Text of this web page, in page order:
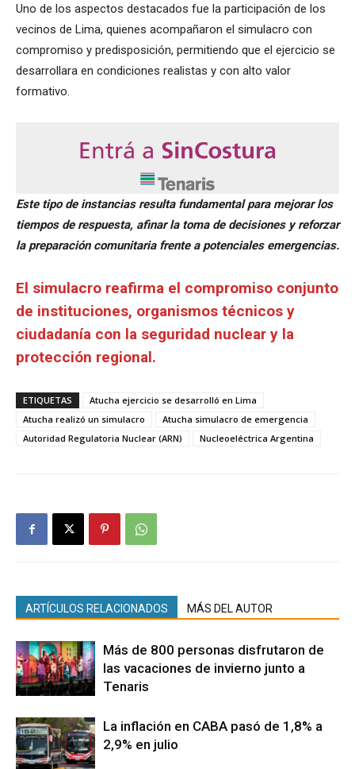
Uno de los aspectos destacados fue la participación de los
vecinos de Lima, quienes acompañaron el simulacro con
compromiso y predisposición, permitiendo que el ejercicio se
desarrollara en condiciones realistas y con alto valor
formativo.
Este tipo de instancias resulta fundamental para mejorar los
tiempos de respuesta, afinar la toma de decisiones y reforzar
la preparación comunitaria frente a potenciales emergencias.
El simulacro reafirma el compromiso conjunto
de instituciones, organismos técnicos y
ciudadanía con la seguridad nuclear y la
protección regional.
ETIQUETAS
Atucha ejercicio se desarrolló en Lima
Atucha realizó un simulacro
Atucha simulacro de emergencia
Autoridad Regulatoria Nuclear (ARN)
Nucleoeléctrica Argentina
ARTÍCULOS RELACIONADOS MÁS DEL AUTOR
Más de 800 personas disfrutaron de
las vacaciones de invierno junto a
Tenaris
La inflación en CABA pasó de 1,8% a
2,9% en julio